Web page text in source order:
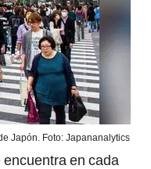
Japón. Foto: Japananalytics
en cada